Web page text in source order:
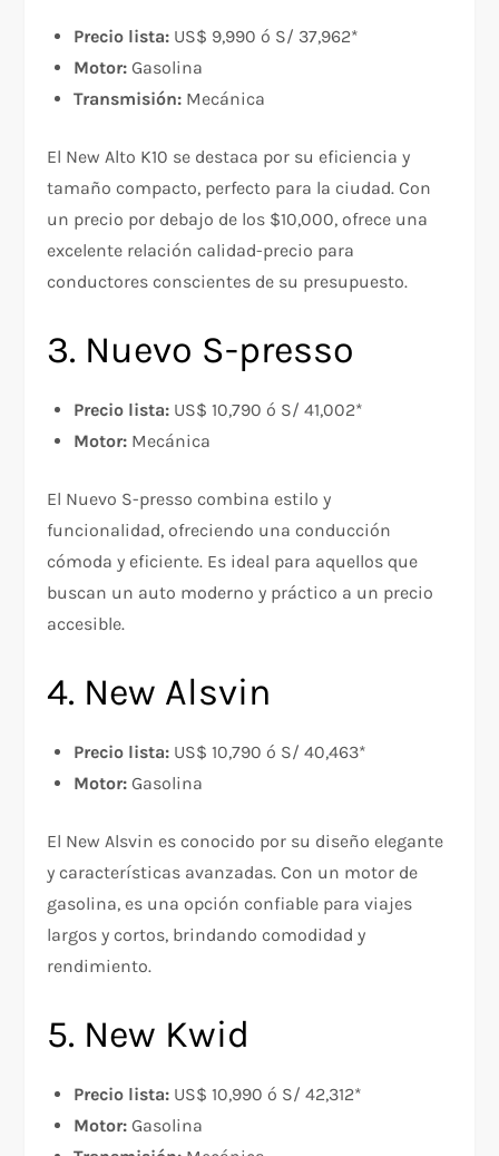
Precio lista: US$ 9,990 ó S/ 37,962*
Motor: Gasolina
Transmisión: Mecánica
El New Alto K10 se destaca por su eficiencia y
tamaño compacto, perfecto para la ciudad. Con
un precio por debajo de los $10,000, ofrece una
excelente relación calidad-precio para
conductores conscientes de su presupuesto.
3. Nuevo S-presso
Precio lista: US$ 10,790 ó S/ 41,002*
Motor: Mecánica
El Nuevo S-presso combina estilo y
funcionalidad, ofreciendo una conducción
cómoda y eficiente. Es ideal para aquellos que
buscan un auto moderno y práctico a un precio
accesible.
4. New Alsvin
Precio lista: US$ 10,790 ó S/ 40,463*
Motor: Gasolina
El New Alsvin es conocido por su diseño elegante
y características avanzadas. Con un motor de
gasolina, es una opción confiable para viajes
largos y cortos, brindando comodidad y
rendimiento.
5. New Kwid
Precio lista: US$ 10,990 ó S/ 42,312*
Motor: Gasolina